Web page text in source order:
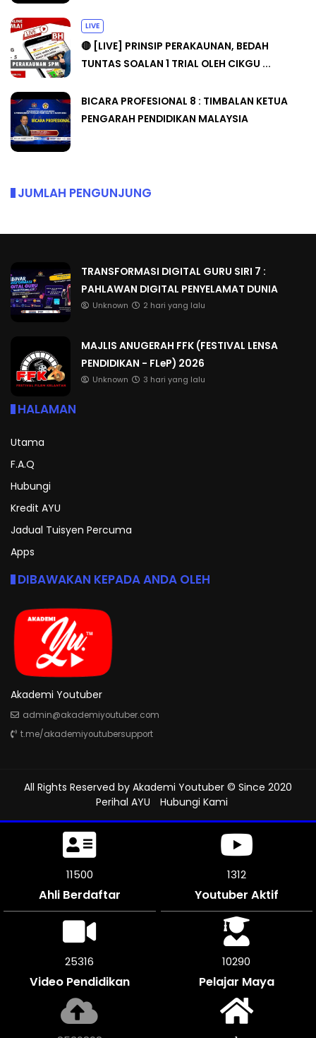
LIVE
🔴 [LIVE] PRINSIP PERAKAUNAN, BEDAH
TUNTAS SOALAN 1 TRIAL OLEH CIKGU ...
BICARA PROFESIONAL 8 : TIMBALAN KETUA
PENGARAH PENDIDIKAN MALAYSIA
JUMLAH PENGUNJUNG
TRANSFORMASI DIGITAL GURU SIRI 7 :
PAHLAWAN DIGITAL PENYELAMAT DUNIA
Unknown 2 hari yang lalu
MAJLIS ANUGERAH FFK (FESTIVAL LENSA
PENDIDIKAN - FLeP) 2026
Unknown 3 hari yang lalu
HALAMAN
Utama
F.A.Q
Hubungi
Kredit AYU
Jadual Tuisyen Percuma
Apps
DIBAWAKAN KEPADA ANDA OLEH
Akademi Youtuber
admin@akademiyoutuber.com
t.me/akademiyoutubersupport
All Rights Reserved by Akademi Youtuber © Since 2020
Perihal AYU
Hubungi Kami
11500
Ahli Berdaftar
1312
Youtuber Aktif
25316
Video Pendidikan
10290
Pelajar Maya